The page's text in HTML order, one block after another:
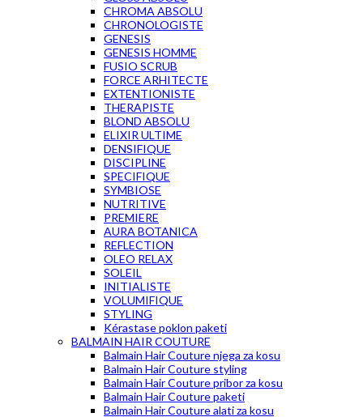
CHROMA ABSOLU
CHRONOLOGISTE
GENESIS
GENESIS HOMME
FUSIO SCRUB
FORCE ARHITECTE
EXTENTIONISTE
THERAPISTE
BLOND ABSOLU
ELIXIR ULTIME
DENSIFIQUE
DISCIPLINE
SPECIFIQUE
SYMBIOSE
NUTRITIVE
PREMIERE
AURA BOTANICA
REFLECTION
OLEO RELAX
SOLEIL
INITIALISTE
VOLUMIFIQUE
STYLING
Kérastase poklon paketi
BALMAIN HAIR COUTURE
Balmain Hair Couture njega za kosu
Balmain Hair Couture styling
Balmain Hair Couture pribor za kosu
Balmain Hair Couture paketi
Balmain Hair Couture alati za kosu